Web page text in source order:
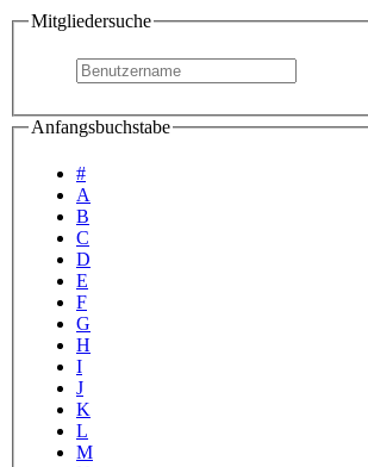
Mitgliedersuche
Anfangsbuchstabe
#
A
B
C
D
E
F
G
H
I
J
K
L
M